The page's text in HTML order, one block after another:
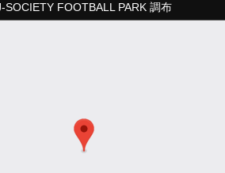
SOCIETY FOOTBALL PARK 調布